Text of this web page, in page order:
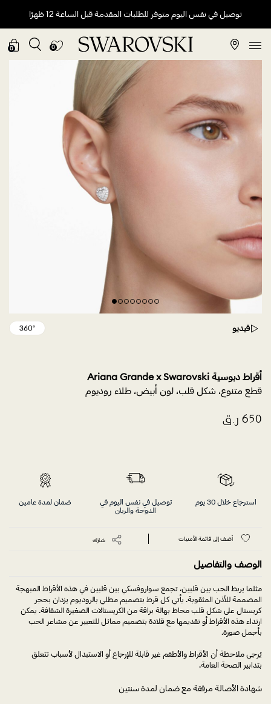
توصيل في نفس اليوم متوفر للطلبات المقدمة قبل الساعة 12 ظهرًا
0
0
فيديو
أقراط دبوسية Ariana Grande x Swarovski
قطع متنوع، شكل قلب، لون أبيض، طلاء روديوم
استرجاع خلال 30 يوم
توصيل في نفس اليوم في
الدوحة والريان
ضمان لمدة عامين
أضف إلى قائمة الأمنيات شارك
الوصف والتفاصيل
مثلما يربط الحب بين قلبين، تجمع سواروفسكي بين قلبين في هذه الأقراط المبهجة
المصممة للأذن المثقوبة. يأتي كل قرط بتصميم مطلي بالروديوم يزدان بحجر
كريستال على شكل قلب محاط بهالة براقة من الكريستالات الصغيرة الشفافة. يمكن
ارتداء هذه الأقراط أو تقديمها مع قلادة بتصميم مماثل للتعبير عن مشاعر الحب
بأجمل صورة.
يُرجى ملاحظة أن الأقراط والأطقم غير قابلة للإرجاع أو الاستبدال لأسباب تتعلق
بتدابير الصحة العامة.
شهادة الأصالة مرفقة مع ضمان لمدة سنتين